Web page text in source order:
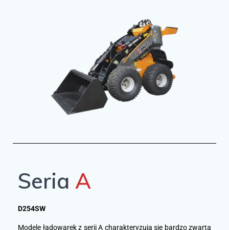
Seria A
D254SW
Modele ładowarek z serii A charakteryzują się bardzo zwartą